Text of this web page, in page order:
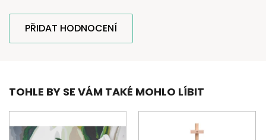
PŘIDAT HODNOCENÍ
TOHLE BY SE VÁM TAKÉ MOHLO LÍBIT